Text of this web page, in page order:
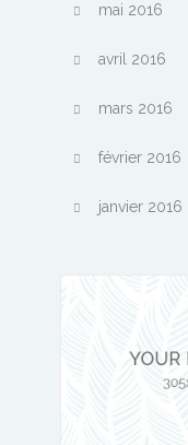
mai 2016
avril 2016
mars 2016
février 2016
janvier 2016